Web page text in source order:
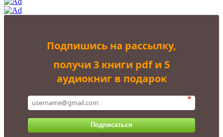
Подпишись на рассылку,
получи 3 книги pdf и 5
аудиокниг в подарок
*
Подписаться